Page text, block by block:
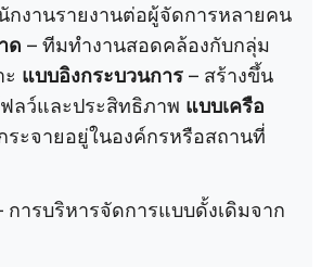
กงานรายงานต่อผู้จัดการหลายคน
ด – ทีมทำงานสอดคล้องกับกลุ่ม
แบบอิงกระบวนการ – สร้างขึ้น
ฟลว์และประสิทธิภาพ แบบเครือ
ระจายอยู่ในองค์กรหรือสถานที่
การบริหารจัดการแบบดั้งเดิมจาก